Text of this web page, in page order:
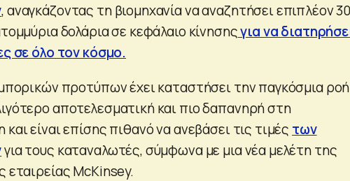
, αναγκάζοντας τη βιομηχανία να αναζητήσει επιπλέον
δολάρια σε κεφάλαιο κίνησηςγια να
σε όλο τον κόσμο.
προτύπων έχει καταστήσει την παγκόσμια ροή
αποτελεσματική και πιο δαπανηρή στη
είναι επίσης πιθανό να ανεβάσει τις τιμές των
για τους καταναλωτές, σύμφωνα με μια νέα μελέτη της
εταιρείας McKinsey.